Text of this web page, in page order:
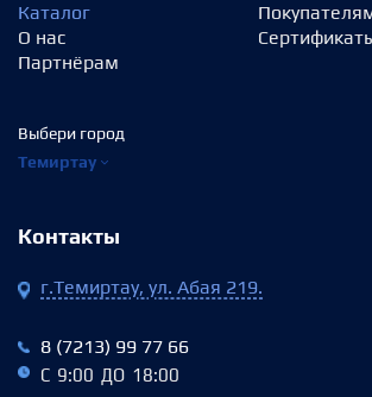
Каталог
О нас
Партнёрам
Выбери город
Темиртау
Контакты
г.Темиртау, ул. Абая 219.
8 (7213) 99 77 66
С 9:00 ДО 18:00